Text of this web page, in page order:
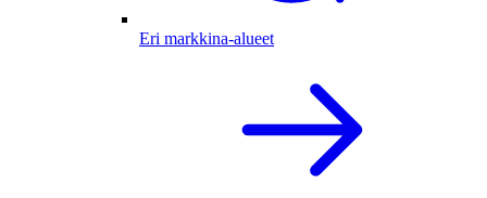
Eri markkina-alueet